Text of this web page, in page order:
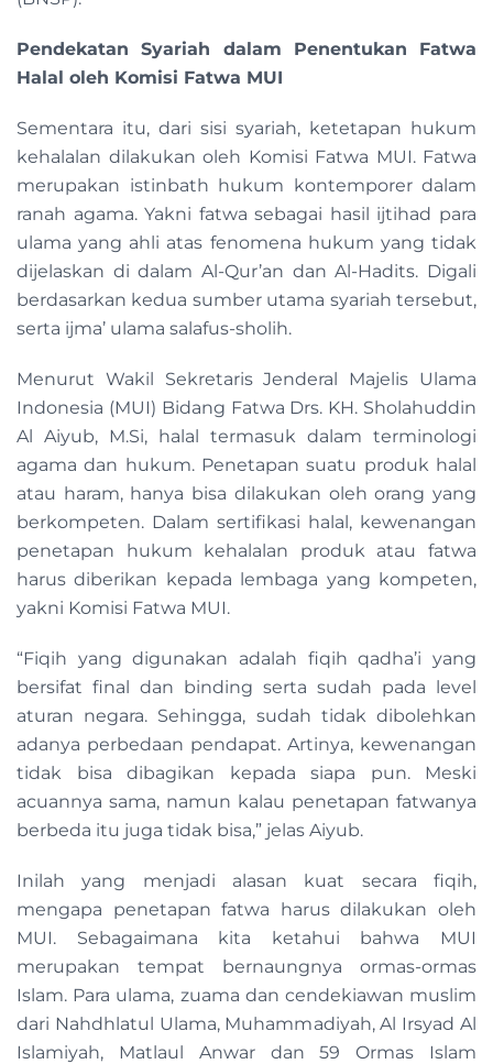
Pendekatan Syariah dalam Penentukan Fatwa
Halal oleh Komisi Fatwa MUI
Sementara itu, dari sisi syariah, ketetapan hukum
kehalalan dilakukan oleh Komisi Fatwa MUI. Fatwa
merupakan istinbath hukum kontemporer dalam
ranah agama. Yakni fatwa sebagai hasil ijtihad para
ulama yang ahli atas fenomena hukum yang tidak
dijelaskan di dalam Al-Qur’an dan Al-Hadits. Digali
berdasarkan kedua sumber utama syariah tersebut,
serta ijma’ ulama salafus-sholih.
Menurut Wakil Sekretaris Jenderal Majelis Ulama
Indonesia (MUI) Bidang Fatwa Drs. KH. Sholahuddin
Al Aiyub, M.Si, halal termasuk dalam terminologi
agama dan hukum. Penetapan suatu produk halal
atau haram, hanya bisa dilakukan oleh orang yang
berkompeten. Dalam sertifikasi halal, kewenangan
penetapan hukum kehalalan produk atau fatwa
harus diberikan kepada lembaga yang kompeten,
yakni Komisi Fatwa MUI.
“Fiqih yang digunakan adalah fiqih qadha’i yang
bersifat final dan binding serta sudah pada level
aturan negara. Sehingga, sudah tidak dibolehkan
adanya perbedaan pendapat. Artinya, kewenangan
tidak bisa dibagikan kepada siapa pun. Meski
acuannya sama, namun kalau penetapan fatwanya
berbeda itu juga tidak bisa,” jelas Aiyub.
Inilah yang menjadi alasan kuat secara fiqih,
mengapa penetapan fatwa harus dilakukan oleh
MUI. Sebagaimana kita ketahui bahwa MUI
merupakan tempat bernaungnya ormas-ormas
Islam. Para ulama, zuama dan cendekiawan muslim
dari Nahdhlatul Ulama, Muhammadiyah, Al Irsyad Al
Islamiyah, Matlaul Anwar dan 59 Ormas Islam